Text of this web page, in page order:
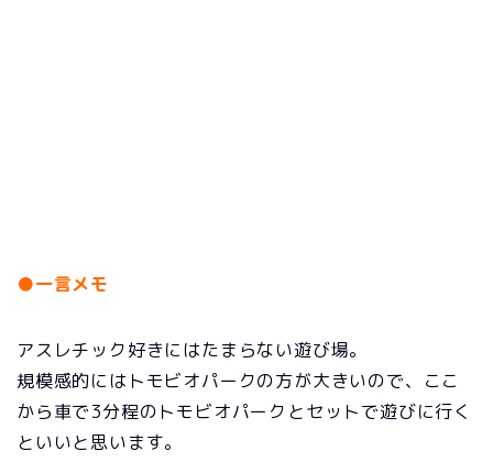
●一言メモ
アスレチック好きにはたまらない遊び場。
規模感的にはトモビオパークの方が大きいので、ここ
から車で3分程のトモビオパークとセットで遊びに行く
といいと思います。